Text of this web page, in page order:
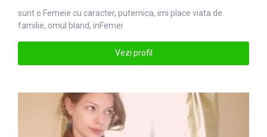
sunt o Femeie cu caracter, puternica, imi place viata de
familie, omul bland, inFemei
Vezi profil